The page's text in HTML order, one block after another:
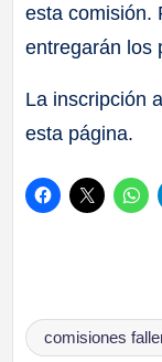
esta comisión.
entregarán los
La inscripción
esta página.
Etiquetas:
comisiones